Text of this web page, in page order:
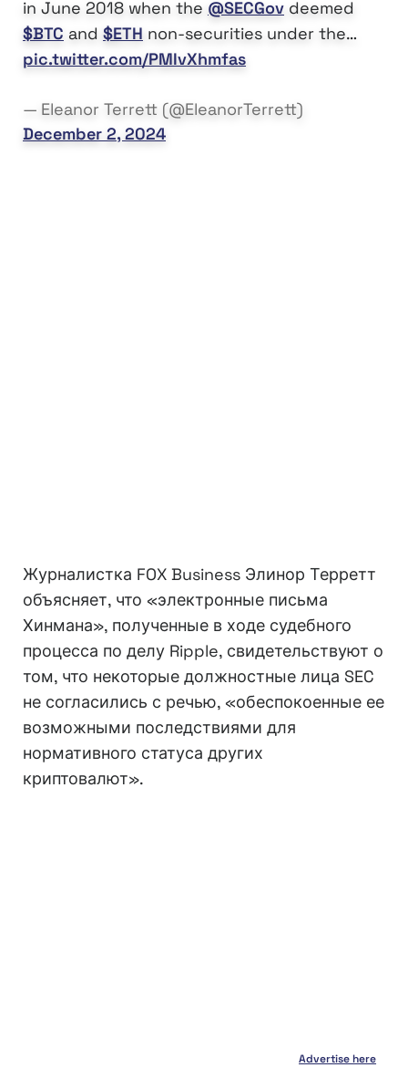
in June 2018 when the @SECGov deemed
$BTC and $ETH non-securities under the…
pic.twitter.com/PMIvXhmfas
— Eleanor Terrett (@EleanorTerrett)
December 2, 2024
Журналистка FOX Business Элинор Терретт
объясняет, что «электронные письма
Хинмана», полученные в ходе судебного
процесса по делу Ripple, свидетельствуют о
том, что некоторые должностные лица SEC
не согласились с речью, «обеспокоенные ее
возможными последствиями для
нормативного статуса других
криптовалют».
Advertise here